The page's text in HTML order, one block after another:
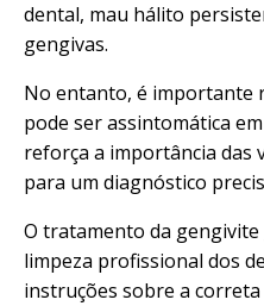
dental, mau hálito
gengivas.
No entanto, é importante
pode ser assintomática
reforça a importância das
para um diagnóstico
O tratamento da
limpeza profissional dos
instruções sobre a